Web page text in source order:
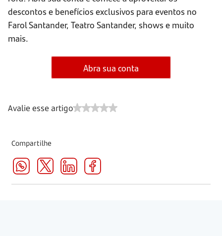
descontos e benefícios exclusivos para eventos no
Farol Santander, Teatro Santander, shows e muito
mais.
Abra sua conta
Avalie esse artigo
Compartilhe